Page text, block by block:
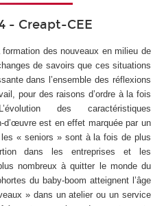
- Creapt-CEE
des nouveaux en milieu de
de savoirs que ces situations
dans l’ensemble des réflexions
pour des raisons d’ordre à la fois
des caractéristiques
d’œuvre est en effet marquée par un
« seniors » sont à la fois de plus
dans les entreprises et les
nombreux à quitter le monde du
du baby-boom atteignent l’âge
» dans un atelier ou un service